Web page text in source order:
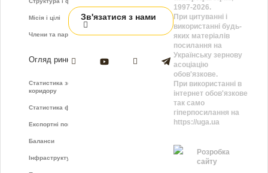
Місія і цілі
Члени та партнери
Огляд ринку
Статистика зернового
коридору
Статистика фрахту
Експортні показники
Баланси
Інфраструктура
Зв'язатися з нами
1997-2026.
При цитуванні і
використанні будь-
яких матеріалів
посилання на
Українську зернову
асоціацію
обов'язкове.
При використанні в
інтернет обов'язкове
так само
гіперпосилання на
https://uga.ua
Розробка
сайту